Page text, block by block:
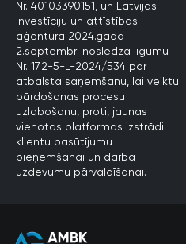
Nr. 40103390151, un Latvijas
Investīciju un attīstības
aģentūra 2024.gada
2.septembrī noslēdza līgumu
Nr. 17.2-5-L-2024/534 par
atbalsta saņemšanu, lai veiktu
pārdošanas procesu
uzlabošanu, proti, jaunas
vienotas platformas izstrādi
klientu pasūtījumu
pieņemšanai un darba
uzdevumu pārvaldīšanai.